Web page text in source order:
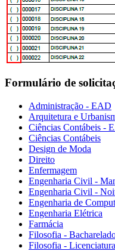
Formulário de
Administração - EAD
Arquitetura e
Ciências Contábeis -
Ciências Contábeis
Design de Moda
Direito
Enfermagem
Engenharia Civil -
Engenharia Civil -
Engenharia de
Engenharia Elétrica
Farmácia
Filosofia -
Filosofia - Licenciatura